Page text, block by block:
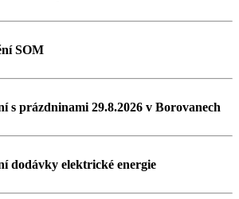
SOM
s prázdninami 29.8.2026 v Borovanech
dodávky elektrické energie